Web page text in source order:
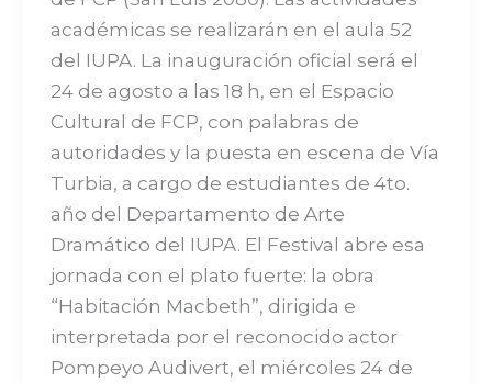
académicas se realizarán en el aula 52
del IUPA. La inauguración oficial será el
24 de agosto a las 18 h, en el Espacio
Cultural de FCP, con palabras de
autoridades y la puesta en escena de Vía
Turbia, a cargo de estudiantes de 4to.
año del Departamento de Arte
Dramático del IUPA. El Festival abre esa
jornada con el plato fuerte: la obra
“Habitación Macbeth”, dirigida e
interpretada por el reconocido actor
Pompeyo Audivert, el miércoles 24 de